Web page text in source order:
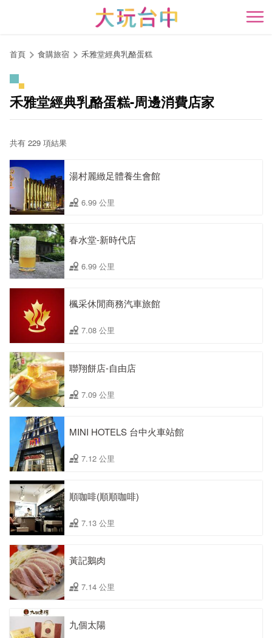
開
首頁 食購旅宿 禾雅堂經典乳酪蛋糕
禾雅堂經典乳酪蛋糕-周邊消費店家
共有 229 項結果
湯村麗緻足體養生會館
6.99 公里
春水堂-新時代店
6.99 公里
楓采休閒商務汽車旅館
7.08 公里
聯翔餅店-自由店
7.09 公里
MINI HOTELS 台中火車站館
7.12 公里
順咖啡(順順咖啡)
7.13 公里
黃記鵝肉
7.14 公里
九個太陽